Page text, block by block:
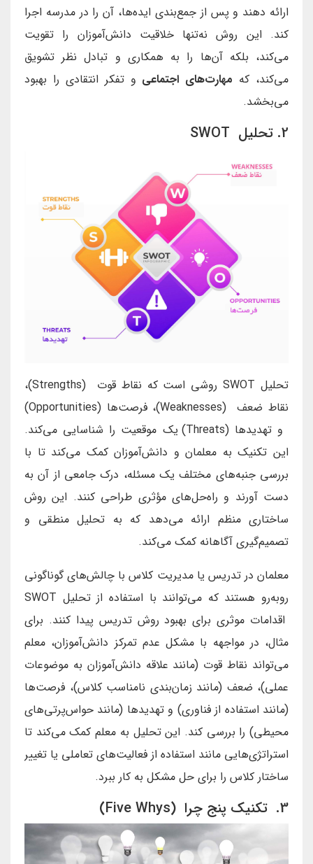
ارائه دهند و پس از جمع‌بندی ایده‌ها، آن را در مدرسه اجرا
کند. این روش نه‌تنها خلاقیت دانش‌آموزان را تقویت
می‌کند، بلکه آن‌ها را به همکاری و تبادل نظر تشویق
می‌کند، که مهارت‌های اجتماعی و تفکر انتقادی را بهبود
می‌بخشد.
2. تحلیل SWOT
تحلیل SWOT روشی است که نقاط قوت (Strengths)،
نقاط ضعف (Weaknesses)، فرصت‌ها (Opportunities)
و تهدیدها (Threats) یک موقعیت را شناسایی می‌کند.
این تکنیک به معلمان و دانش‌آموزان کمک می‌کند تا با
بررسی جنبه‌های مختلف یک مسئله، درک جامعی از آن به
دست آورند و راه‌حل‌های مؤثری طراحی کنند. این روش
ساختاری منظم ارائه می‌دهد که به تحلیل منطقی و
تصمیم‌گیری آگاهانه کمک می‌کند.
معلمان در تدریس یا مدیریت کلاس با چالش‌های گوناگونی
روبه‌رو هستند که می‌توانند با استفاده از تحلیل SWOT
اقدامات موثری برای بهبود روش تدریس پیدا کنند. برای
مثال، در مواجهه با مشکل عدم تمرکز دانش‌آموزان، معلم
می‌تواند نقاط قوت (مانند علاقه دانش‌آموزان به موضوعات
عملی)، ضعف (مانند زمان‌بندی نامناسب کلاس)، فرصت‌ها
(مانند استفاده از فناوری) و تهدیدها (مانند حواس‌پرتی‌های
محیطی) را بررسی کند. این تحلیل به معلم کمک می‌کند تا
استراتژی‌هایی مانند استفاده از فعالیت‌های تعاملی یا تغییر
ساختار کلاس را برای حل مشکل به کار ببرد.
3. تکنیک پنج چرا (Five Whys)